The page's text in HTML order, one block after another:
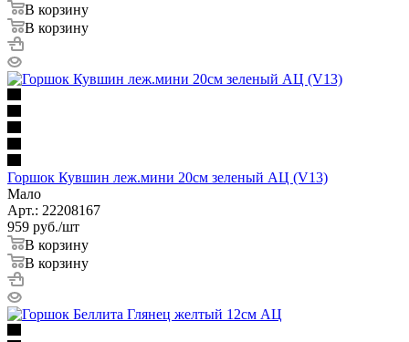
В корзину
В корзину
Горшок Кувшин леж.мини 20см зеленый АЦ (V13)
Мало
Арт.: 22208167
959 руб./шт
В корзину
В корзину